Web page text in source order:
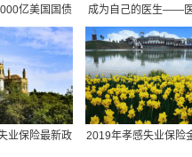
费基数查询
社保转移需要提供什么材
保报销比例
保怎样转到苏州园区
亿美国国债
渡过难关
成为自己的医生——
康民主的崛起
业保险最新政
2019年孝感失业保险